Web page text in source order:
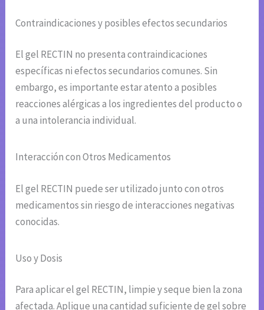
Contraindicaciones y posibles efectos secundarios
El gel RECTIN no presenta contraindicaciones
específicas ni efectos secundarios comunes. Sin
embargo, es importante estar atento a posibles
reacciones alérgicas a los ingredientes del producto o
a una intolerancia individual.
Interacción con Otros Medicamentos
El gel RECTIN puede ser utilizado junto con otros
medicamentos sin riesgo de interacciones negativas
conocidas.
Uso y Dosis
Para aplicar el gel RECTIN, limpie y seque bien la zona
afectada. Aplique una cantidad suficiente de gel sobre